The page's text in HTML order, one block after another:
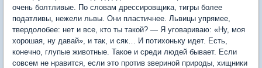
очень болтливые. По словам дрессировщика, тигры более
податливы, нежели львы. Они пластичнее. Львицы упрямее,
твердолобее: нет и все, кто ты такой? — Я уговариваю: «Ну, моя
хорошая, ну давай», и так, и сяк… И потихоньку идет. Есть,
конечно, глупые животные. Такое и среди людей бывает. Если
совсем не нравится, если это против звериной природы, хищники